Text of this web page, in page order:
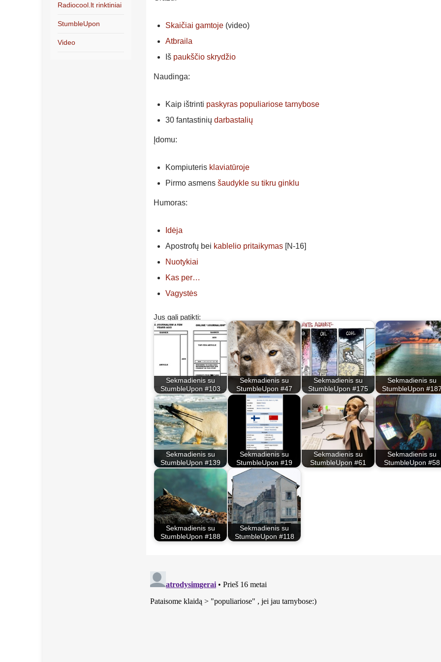
Skaičiai gamtoje (video)
Atbraila
Iš paukščio skrydžio
Naudinga:
Kaip ištrinti paskyras populiariose tarnybose
30 fantastinių darbastalių
Įdomu:
Kompiuteris klaviatūroje
Pirmo asmens šaudykle su tikru ginklu
Humoras:
Idėja
Apostrofų bei kablelio pritaikymas [N-16]
Nuotykiai
Kas per…
Vagystės
Jus gali patikti:
Sekmadienis su
StumbleUpon #103
Sekmadienis su
StumbleUpon #47
Sekmadienis su
StumbleUpon #175
Sekmadienis su
StumbleUpon
Sekmadienis su
StumbleUpon #139
Sekmadienis su
StumbleUpon #19
Sekmadienis su
StumbleUpon #61
Sekmadienis su
StumbleUpon #58
Sekmadienis su
StumbleUpon #188
Sekmadienis su
StumbleUpon #118
Radiocool.lt rinktiniai
StumbleUpon
Video